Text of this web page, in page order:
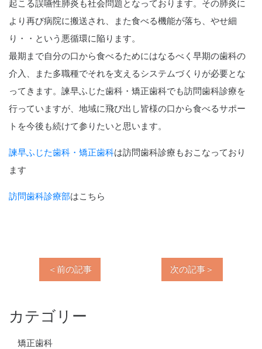
起こる誤嚥性肺炎も社会問題となっております。その肺炎に
より再び病院に搬送され、また食べる機能が落ち、やせ細
り・・という悪循環に陥ります。
最期まで自分の口から食べるためにはなるべく早期の歯科の
介入、また多職種でそれを支えるシステムづくりが必要とな
ってきます。諫早ふじた歯科・矯正歯科でも訪問歯科診療を
行っていますが、地域に飛び出し皆様の口から食べるサポー
トを今後も続けて参りたいと思います。
諫早ふじた歯科・矯正歯科は訪問歯科診療もおこなっており
ます
訪問歯科診療部はこちら
＜前の記事 次の記事＞
カテゴリー
矯正歯科